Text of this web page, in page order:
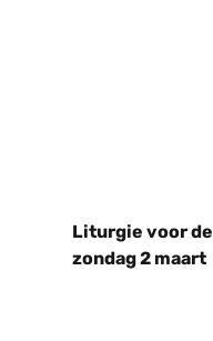
Liturgie voor
zondag 2 maart